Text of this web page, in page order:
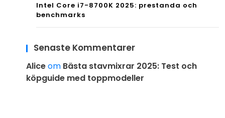
Intel Core i7-8700K 2025: prestanda och
benchmarks
Senaste Kommentarer
Aliceom Bästa stavmixrar 2025: Test och
köpguide med toppmodeller